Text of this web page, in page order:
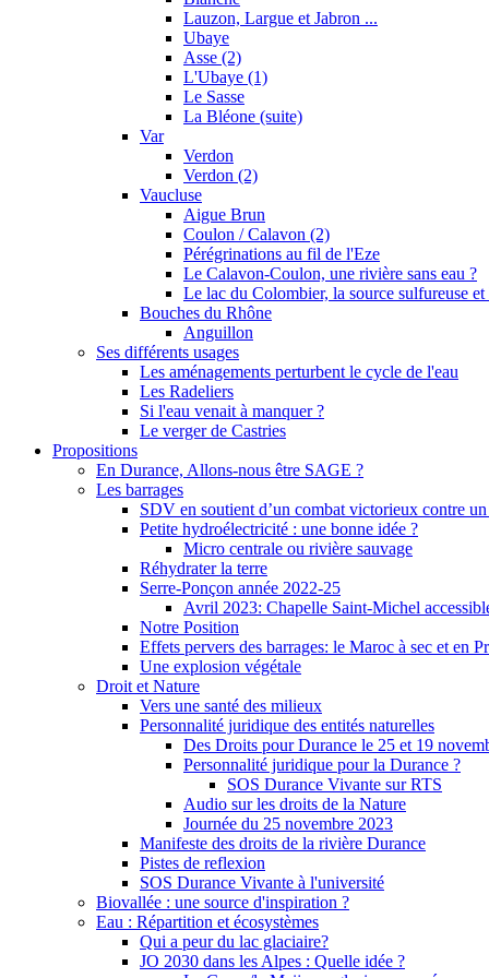
Lauzon, Largue et Jabron ...
Ubaye
Asse (2)
L'Ubaye (1)
Le Sasse
La Bléone (suite)
Var
Verdon
Verdon (2)
Vaucluse
Aigue Brun
Coulon / Calavon (2)
Pérégrinations au fil de l'Eze
Le Calavon-Coulon, une rivière sans eau ?
Le lac du Colombier, la source sulfureuse
Bouches du Rhône
Anguillon
Ses différents usages
Les aménagements perturbent le cycle de l'eau
Les Radeliers
Si l'eau venait à manquer ?
Le verger de Castries
Propositions
En Durance, Allons-nous être SAGE ?
Les barrages
SDV en soutient d’un combat victorieux contre un
Petite hydroélectricité : une bonne idée ?
Micro centrale ou rivière sauvage
Réhydrater la terre
Serre-Ponçon année 2022-25
Avril 2023: Chapelle Saint-Michel
Notre Position
Effets pervers des barrages: le Maroc à sec et en
Une explosion végétale
Droit et Nature
Vers une santé des milieux
Personnalité juridique des entités naturelles
Des Droits pour Durance le 25 et 19
Personnalité juridique pour la Durance ?
SOS Durance Vivante sur RTS
Audio sur les droits de la Nature
Journée du 25 novembre 2023
Manifeste des droits de la rivière Durance
Pistes de reflexion
SOS Durance Vivante à l'université
Biovallée : une source d'inspiration ?
Eau : Répartition et écosystèmes
Qui a peur du lac glaciaire?
JO 2030 dans les Alpes : Quelle idée ?